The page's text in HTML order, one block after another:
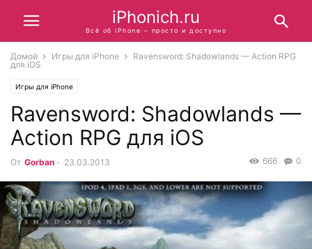
iPhonich.ru
Всё об iPhone – просто и доступно
Домой Игры для iPhone
Ravensword: Shadowlands — Action RPG
для iOS
Игры для iPhone
Ravensword: Shadowlands —
Action RPG для iOS
От Gorban - 23.03.2013 0
666